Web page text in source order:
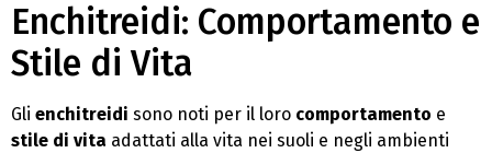
Enchitreidi: Comportamento e
Stile di Vita
Gli enchitreidi sono noti per il loro comportamento e
stile di vita adattati alla vita nei suoli e negli ambienti